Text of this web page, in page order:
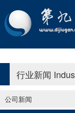
行业新闻
公司新闻